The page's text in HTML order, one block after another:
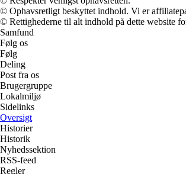
© Ophavsretligt beskyttet indhold. Vi er
© Rettighederne til alt indhold på dette website
Samfund
Følg os
Følg
Deling
Post fra os
Brugergruppe
Lokalmiljø
Sidelinks
Oversigt
Historier
Historik
Nyhedssektion
RSS-feed
Regler